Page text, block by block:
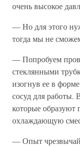
очень высокое
— Но для этого
тогда мы не
— Попробуем
стеклянными
изогнув ее в
сосуд для работы.
которые образуют
охлаждающую
— Опыт